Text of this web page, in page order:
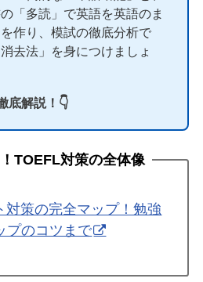
「多読」で英語を英語のま
作り、模試の徹底分析で
消去法」を身につけましょ
底解説！👇
TOEFL対策の全体像
対策の完全マップ！勉強
プのコツまで